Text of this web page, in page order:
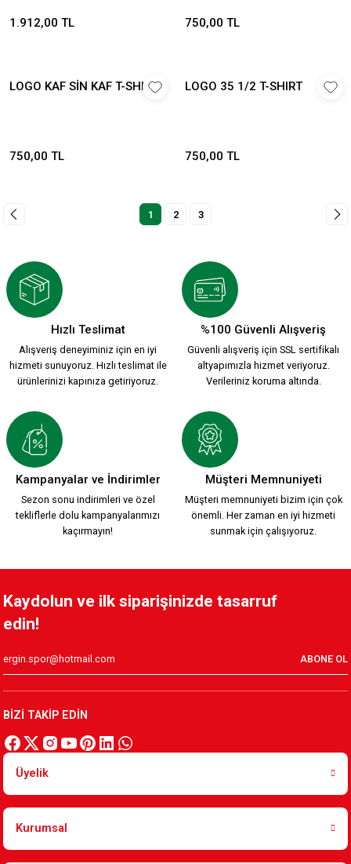
1.912,00 TL 750,00 TL
LOGO KAF SİN KAF T-SHIRT
750,00 TL
LOGO 35 1/2 T-SHIRT
750,00 TL
1 2 3
Hızlı Teslimat
Alışveriş deneyiminiz için en iyi
hizmeti sunuyoruz. Hızlı teslimat ile
ürünlerinizi kapınıza getiriyoruz.
%100 Güvenli Alışveriş
Güvenli alışveriş için SSL sertifikalı
altyapımızla hizmet veriyoruz.
Verileriniz koruma altında.
Kampanyalar ve İndirimler
Sezon sonu indirimleri ve özel
tekliflerle dolu kampanyalarımızı
kaçırmayın!
Müşteri Memnuniyeti
Müşteri memnuniyeti bizim için çok
önemli. Her zaman en iyi hizmeti
sunmak için çalışıyoruz.
Kaydolun ve ilk siparişinizde tasarruf
edin!
ABONE OL
BİZİ TAKİP EDİN
Üyelik
Kurumsal